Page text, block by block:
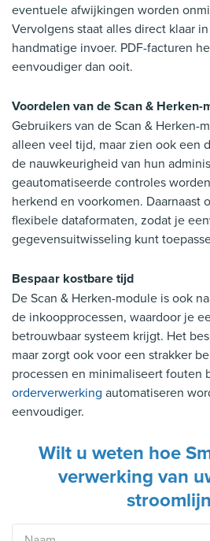
eventuele afwijkingen worden
Vervolgens staat alles direct klaar
handmatige invoer. PDF-facturen
eenvoudiger dan ooit.
Voordelen van de Scan & Herken-
Gebruikers van de Scan & Herken-
alleen veel tijd, maar zien ook een
de nauwkeurigheid van hun
geautomatiseerde controles
herkend en voorkomen. Daarnaast
flexibele dataformaten, zodat je
gegevensuitwisseling kunt
Bespaar kostbare tijd
De Scan & Herken-module is ook
de inkoopprocessen, waardoor je
betrouwbaar systeem krijgt. Het
maar zorgt ook voor een strakker
processen en minimaliseert fouten
orderverwerking automatiseren
eenvoudiger.
Wilt u weten hoe
verwerking van